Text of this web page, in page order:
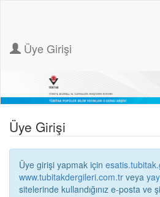
Üye Girişi
Üye Girişi
Üye girişi yapmak için
www.tubitakdergileri.com.tr veya
sitelerinde kullandığınız e-posta ve